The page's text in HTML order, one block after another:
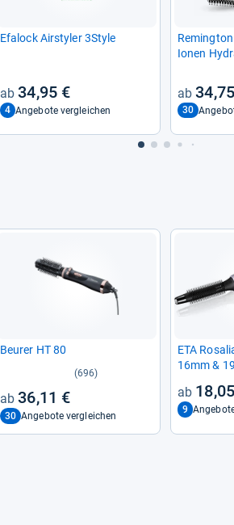
Efa­lock Air­sty­ler 3Style
34,95 €
4 Angebote vergleichen
Ionen
30
Beu­rer HT 80
(696)
36,11 €
30 Angebote vergleichen
ETA
16mm &
9